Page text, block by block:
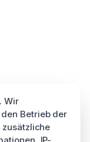
Wir
Betrieb der